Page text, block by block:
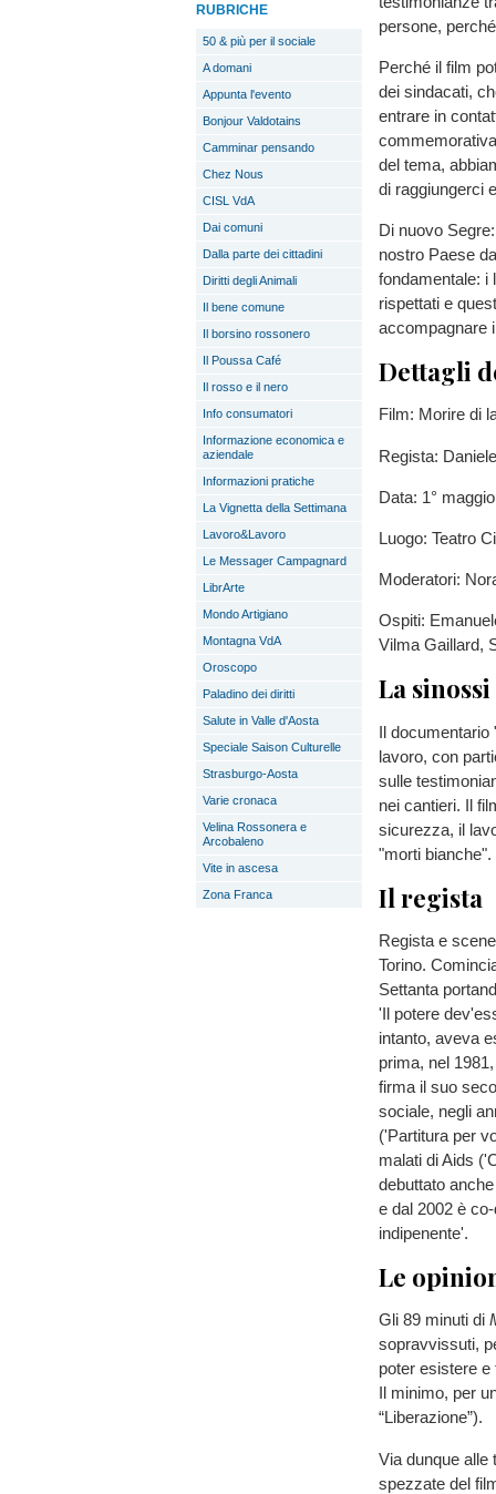
RUBRICHE
50 & più per il sociale
A domani
Appunta l'evento
Bonjour Valdotains
Camminar pensando
Chez Nous
CISL VdA
Dai comuni
Dalla parte dei cittadini
Diritti degli Animali
Il bene comune
Il borsino rossonero
Il Poussa Café
Il rosso e il nero
Info consumatori
Informazione economica e
aziendale
Informazioni pratiche
La Vignetta della Settimana
Lavoro&Lavoro
Le Messager Campagnard
LibrArte
Mondo Artigiano
Montagna VdA
Oroscopo
Paladino dei diritti
Salute in Valle d'Aosta
Speciale Saison Culturelle
Strasburgo-Aosta
Varie cronaca
Velina Rossonera e
Arcobaleno
Vite in ascesa
Zona Franca
persone,
Perché il film
dei sindacati,
entrare in
del tema,
di raggiungerci
Di nuovo
nostro Paese
fondamentale: i
rispettati e
accompagnare
Dettagli
Film: Morire di
Regista:
Data: 1°
Luogo: Teatro
Moderatori:
Ospiti:
Vilma Gaillard,
La sinossi
Il documentario
lavoro, con
sulle
nei cantieri. Il
sicurezza, il
"morti bianche".
Il regista
Regista e
Torino.
Settanta
'Il potere
intanto, aveva
prima, nel
firma il suo
sociale, negli
('Partitura per
malati di Aids
debuttato
e dal 2002 è
indipenente'.
Le
Gli 89 minuti di
sopravvissuti,
poter esistere
Il minimo, per
“Liberazione”).
Via dunque alle
spezzate del